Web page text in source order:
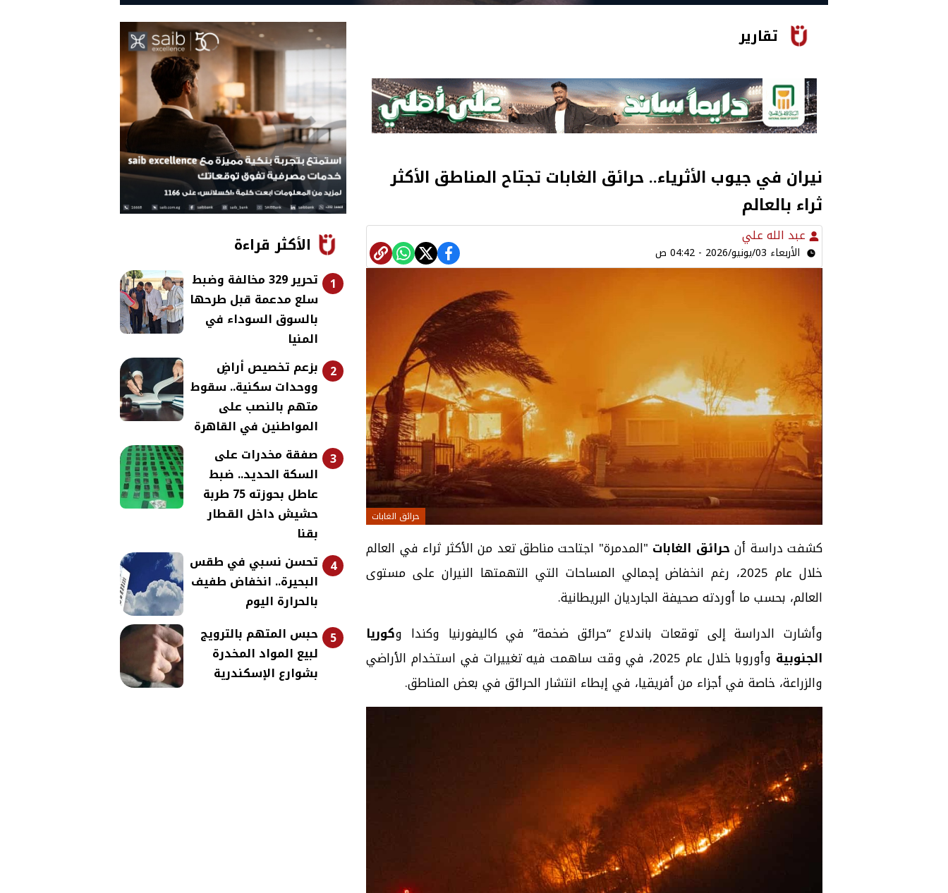
تقارير
نيران في جيوب الأثرياء.. حرائق الغابات تجتاح المناطق الأكثر
ثراء بالعالم
عبد الله علي
الأربعاء 03/يونيو/2026 - 04:42 ص
حرائق الغابات
كشفت دراسة أن حرائق الغابات "المدمرة" اجتاحت مناطق تعد من الأكثر ثراء في العالم
خلال عام 2025، رغم انخفاض إجمالي المساحات التي التهمتها النيران على مستوى
العالم، بحسب ما أوردته صحيفة الجارديان البريطانية.
وأشارت الدراسة إلى توقعات باندلاع “حرائق ضخمة” في كاليفورنيا وكندا وكوريا
الجنوبية
وأوروبا خلال عام 2025، في وقت ساهمت فيه تغييرات في استخدام الأراضي
والزراعة، خاصة في أجزاء من أفريقيا، في إبطاء انتشار الحرائق في بعض المناطق.
الأكثر قراءة
1
تحرير 329 مخالفة وضبط
سلع مدعمة قبل طرحها
بالسوق السوداء في
المنيا
2
بزعم تخصيص أراضٍ
ووحدات سكنية.. سقوط
متهم بالنصب على
المواطنين في القاهرة
3 صفقة مخدرات على
السكة الحديد.. ضبط
عاطل بحوزته 75 طربة
حشيش داخل القطار
بقنا
4
تحسن نسبي في طقس
البحيرة.. انخفاض طفيف
بالحرارة اليوم
5
حبس المتهم بالترويج
لبيع المواد المخدرة
بشوارع الإسكندرية